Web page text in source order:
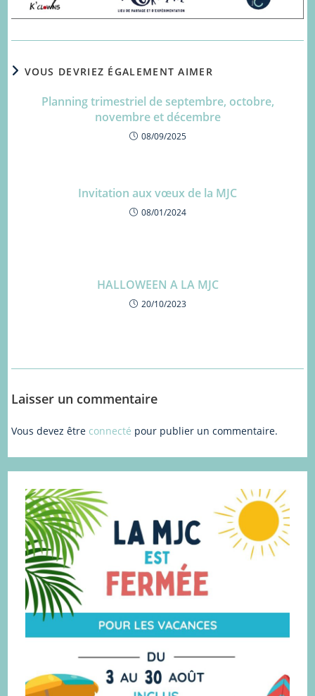
VOUS DEVRIEZ ÉGALEMENT AIMER
Planning trimestriel de septembre, octobre,
novembre et décembre
08/09/2025
Invitation aux vœux de la MJC
08/01/2024
HALLOWEEN A LA MJC
20/10/2023
Laisser un commentaire
Vous devez être connecté pour publier un commentaire.